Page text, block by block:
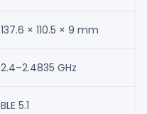
137.6 × 110.5 × 9 mm
2.4–2.4835 GHz
BLE 5.1